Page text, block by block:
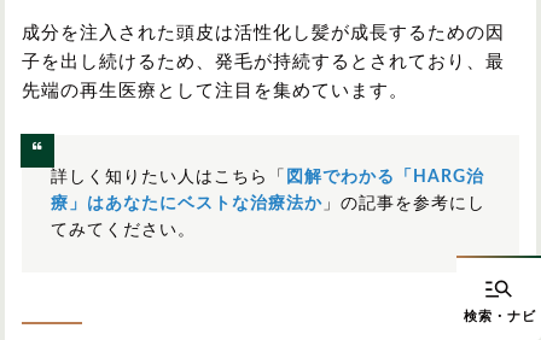
成分を注入された頭皮は活性化し髪が成長するための因
子を出し続けるため、発毛が持続するとされており、最
先端の再生医療として注目を集めています。
詳しく知りたい人はこちら「 図解でわかる「HARG治
療」はあなたにベストな治療法か 」の記事を参考にし
てみてください。